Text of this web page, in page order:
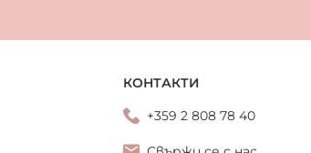
КОНТАКТИ
+359 2 808 78 40